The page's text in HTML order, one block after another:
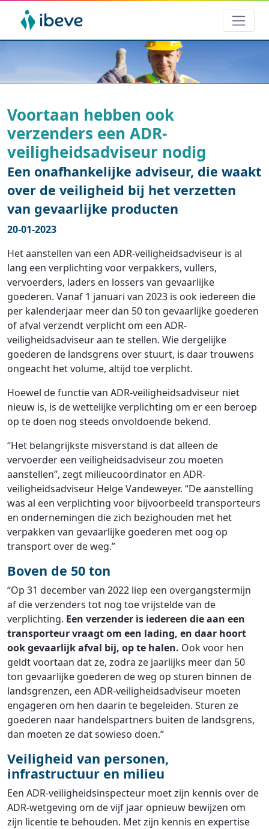
Voortaan hebben ook
verzenders een ADR-
veiligheidsadviseur nodig
Een onafhankelijke adviseur, die waakt
over de veiligheid bij het verzetten
van gevaarlijke producten
20-01-2023
Het aanstellen van een ADR-veiligheidsadviseur is al
lang een verplichting voor verpakkers, vullers,
vervoerders, laders en lossers van gevaarlijke
goederen. Vanaf 1 januari van 2023 is ook iedereen die
per kalenderjaar meer dan 50 ton gevaarlijke goederen
of afval verzendt verplicht om een ADR-
veiligheidsadviseur aan te stellen. Wie dergelijke
goederen de landsgrens over stuurt, is daar trouwens
ongeacht het volume, altijd toe verplicht.
Hoewel de functie van ADR-veiligheidsadviseur niet
nieuw is, is de wettelijke verplichting om er een beroep
op te doen nog steeds onvoldoende bekend.
“Het belangrijkste misverstand is dat alleen de
vervoerder een veiligheidsadviseur zou moeten
aanstellen”, zegt milieucoördinator en ADR-
veiligheidsadviseur Helge Vandeweyer. “De aanstelling
was al een verplichting voor bijvoorbeeld transporteurs
en ondernemingen die zich bezighouden met het
verpakken van gevaarlijke goederen met oog op
transport over de weg.”
Boven de 50 ton
“Op 31 december van 2022 liep een overgangstermijn
af die verzenders tot nog toe vrijstelde van de
verplichting. Een verzender is iedereen die aan een
transporteur vraagt om een lading, en daar hoort
ook gevaarlijk afval bij, op te halen. Ook voor hen
geldt voortaan dat ze, zodra ze jaarlijks meer dan 50
ton gevaarlijke goederen de weg op sturen binnen de
landsgrenzen, een ADR-veiligheidsadviseur moeten
engageren om hen daarin te begeleiden. Sturen ze
goederen naar handelspartners buiten de landsgrens,
dan moeten ze dat sowieso doen.”
Veiligheid van personen,
infrastructuur en milieu
Een ADR-veiligheidsinspecteur moet zijn kennis over de
ADR-wetgeving om de vijf jaar opnieuw bewijzen om
zijn licentie te behouden. Met zijn kennis en expertise